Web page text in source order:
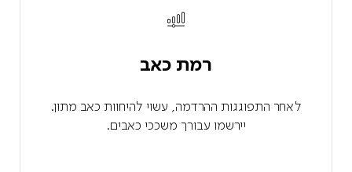
רמת כאב
לאחר התפוגגות ההרדמה, עשוי להיחוות כאב מתון.
יירשמו עבורך משככי כאבים.